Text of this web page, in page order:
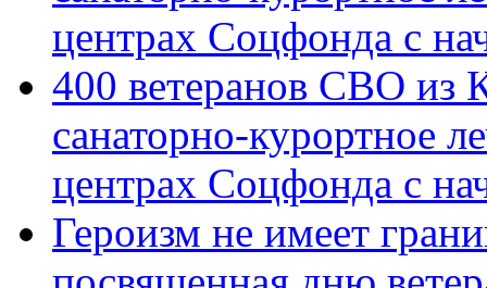
центрах Соцфонда с
400 ветеранов СВО из
санаторно-курортное
центрах Соцфонда с
Героизм не имеет